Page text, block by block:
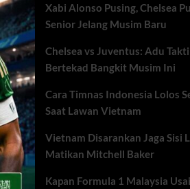
Xabi Alonso Pusing, Chelsea
Senior Jelang Musim Baru
Chelsea vs Juventus: Adu
Bertekad Bangkit Musim Ini
Cara Timnas Indonesia Lolos
Saat Lawan Vietnam
Vietnam Disarankan Jaga Sisi
Matikan Mitchell Baker
Kapan Formula 1 Malaysia